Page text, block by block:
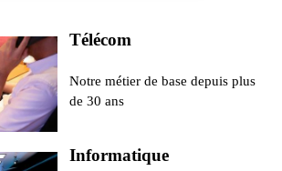
Télécom
Notre métier de base depuis plus
de 30 ans
Informatique